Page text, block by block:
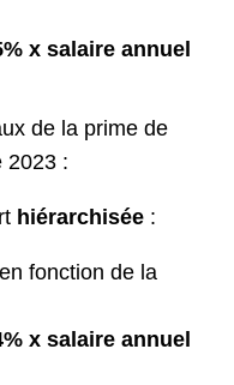
x salaire annuel
de la prime de
2023 :
hiérarchisée :
fonction de la
x salaire annuel